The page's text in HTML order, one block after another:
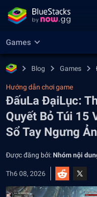
Games
Blog Games
Hướng dẫn chơi game
ĐấuLa ĐạiLục:
Quyết Bỏ Túi 15
Sổ Tay Ngưng
Được đăng bởi: Nhóm nội
Th6 08, 2026